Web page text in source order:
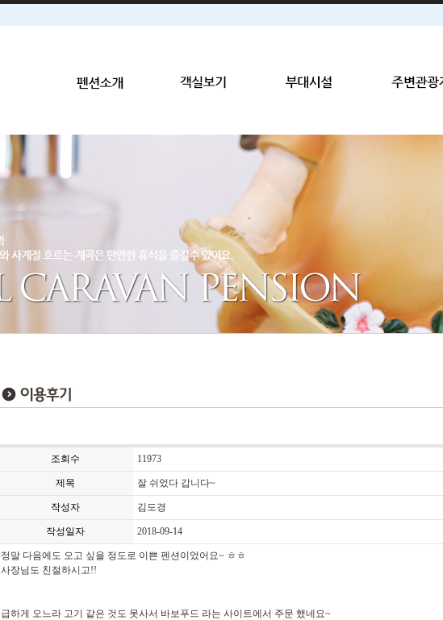
조회수 11973
제목 잘 쉬었다 갑니다~
작성자 김도경
작성일자 2018-09-14
정말 다음에도 오고 싶을 정도로 이쁜 펜션이었어요~ ㅎㅎ
사장님도 친절하시고!!
급하게 오느라 고기 같은 것도 못사서 바보푸드 라는 사이트에서 주문 했네요~